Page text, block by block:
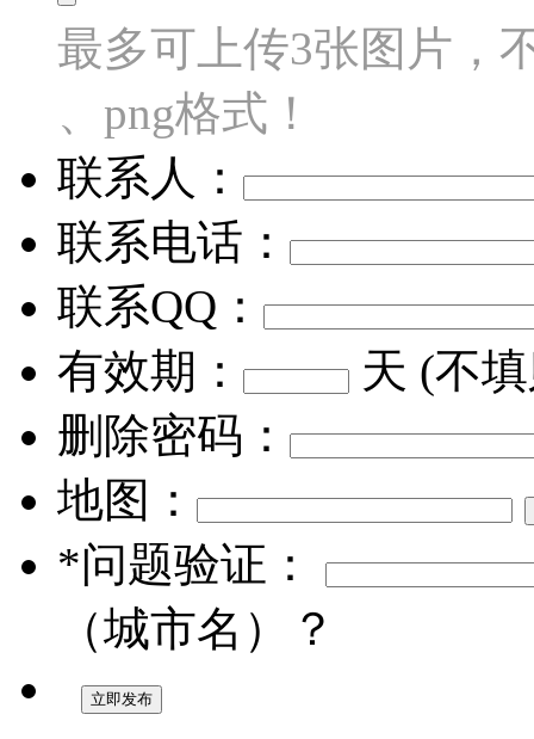
最多可上传3张图片，
、png格式！
联系人：
联系电话：
联系QQ：
有效期：
天 (不
删除密码：
地图：
*问题验证：
（城市名）？